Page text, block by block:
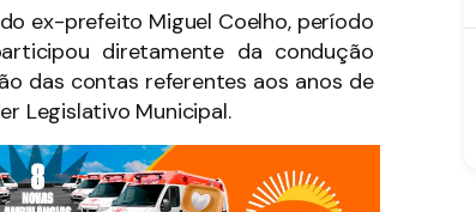
ex-prefeito Miguel Coelho, período
diretamente da condução
das contas referentes aos anos de
Legislativo Municipal.